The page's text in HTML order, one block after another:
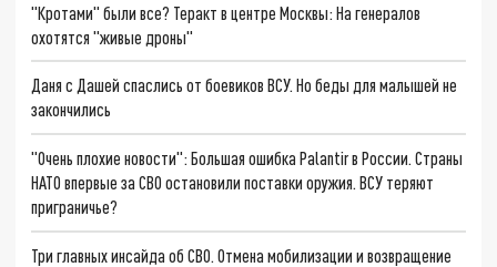
"Кротами" были все? Теракт в центре Москвы: На генералов
охотятся "живые дроны"
Даня с Дашей спаслись от боевиков ВСУ. Но беды для малышей не
закончились
"Очень плохие новости": Большая ошибка Palantir в России. Страны
НАТО впервые за СВО остановили поставки оружия. ВСУ теряют
приграничье?
Три главных инсайда об СВО. Отмена мобилизации и возвращение